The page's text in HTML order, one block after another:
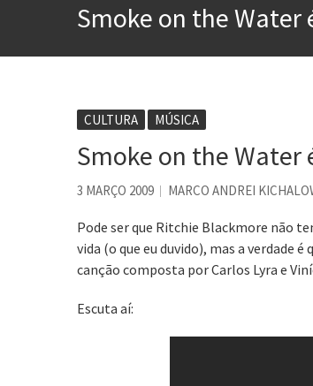
Se queres
Tem que
Contardo
Smoke on the Water
CULTURA MÚSICA
Smoke on the Water
3 MARÇO 2009 MARCO ANDREI
Pode ser que Ritchie Blackmore não
vida (o que eu duvido), mas a verdade
canção composta por Carlos Lyra e
Escuta aí: